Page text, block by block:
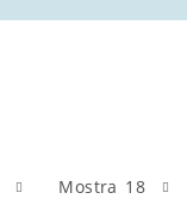
Mostra 18